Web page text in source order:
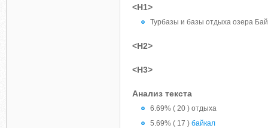
<H1>
Турбазы и базы отдыха озера
<H2>
<H3>
Анализ текста
6.69% ( 20 ) отдыха
5.69% ( 17 ) байкал